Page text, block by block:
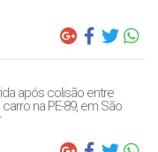
após colisão entre
na PE-89, em São